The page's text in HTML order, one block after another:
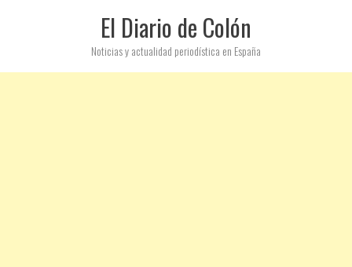
El Diario de Colón
Noticias y actualidad periodística en España